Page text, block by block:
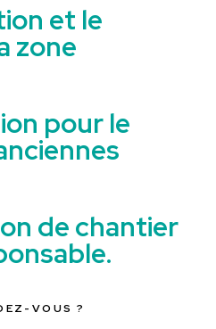
et le
zone
pour le
de chantier
VOUS ?